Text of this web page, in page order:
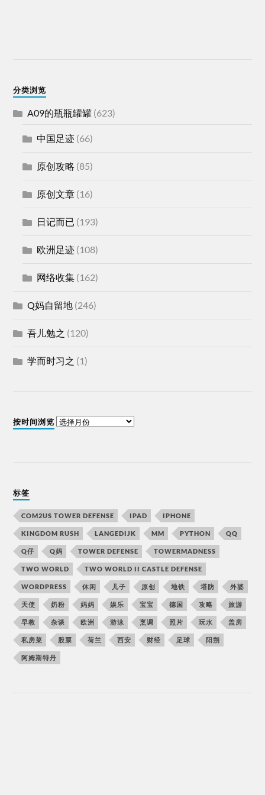
分类浏览
A09的瓶瓶罐罐 (623)
中国足迹 (66)
原创攻略 (85)
原创文章 (16)
日记而已 (193)
欧洲足迹 (108)
网络收集 (162)
Q妈自留地 (246)
吾儿勉之 (120)
学而时习之 (1)
按时间浏览
标签
COM2US TOWER DEFENSE IPAD IPHONE
KINGDOM RUSH LANGEDIJK MM PYTHON QQ
Q仔 Q妈 TOWER DEFENSE TOWERMADNESS
TWO WORLD TWO WORLD II CASTLE DEFENSE
WORDPRESS 休闲 儿子 原创 地铁 塔防 外婆
天使 奶粉 妈妈 娱乐 宝宝 德国 攻略 旅游
早教 杂谈 欧洲 游泳 烹调 照片 玩水 盖房
私房菜 股票 荷兰 西安 财经 足球 阳朔
阿姆斯特丹